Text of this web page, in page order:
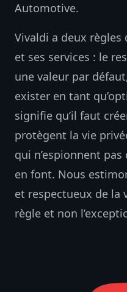
Automotive.
Vivaldi a deux règles
et ses services : le
une valeur par
exister en tant
signifie qu’il faut
protègent la vie
qui n’espionnent
en font. Nous
et respectueux de la
règle et non